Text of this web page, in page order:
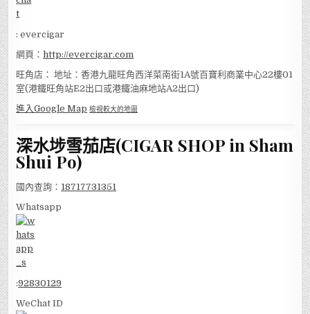
: evercigar
網頁：http://evercigar.com
旺角店： 地址：香港九龍旺角西洋菜南街1A號百寶利商業中心22樓01
室(港鐵旺角站E2出口或港鐵油麻地站A2出口)
進入Google Map 檢視較大的地圖
深水埗雪茄店(CIGAR SHOP in Sham
Shui Po)
國內查詢： 18717731351
Whatsapp
:92830129
WeChat ID